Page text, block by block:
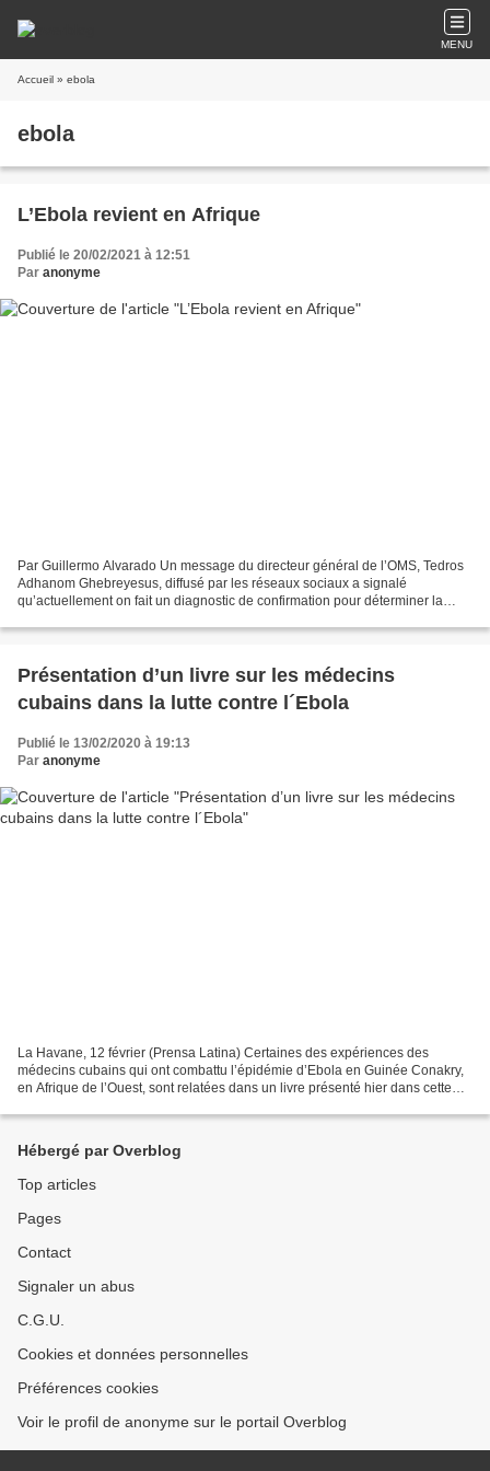
MENU
Accueil » ebola
ebola
L’Ebola revient en Afrique
Publié le 20/02/2021 à 12:51
Par anonyme
Par Guillermo Alvarado Un message du directeur général de l’OMS, Tedros
Adhanom Ghebreyesus, diffusé par les réseaux sociaux a signalé
qu’actuellement on fait un diagnostic de confirmation pour déterminer la
Présentation d’un livre sur les médecins
cubains dans la lutte contre l´Ebola
Publié le 13/02/2020 à 19:13
Par anonyme
La Havane, 12 février (Prensa Latina) Certaines des expériences des
médecins cubains qui ont combattu l’épidémie d’Ebola en Guinée Conakry,
en Afrique de l’Ouest, sont relatées dans un livre présenté hier dans cette
Hébergé par Overblog
Top articles
Pages
Contact
Signaler un abus
C.G.U.
Cookies et données personnelles
Préférences cookies
Voir le profil de anonyme sur le portail Overblog